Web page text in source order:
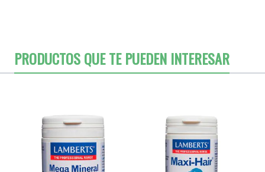
PRODUCTOS QUE TE PUEDEN INTERESAR